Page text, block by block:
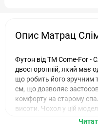
Опис Матрац
Футон від ТМ Come-For -
двосторонній, який має
що робить його зручним
см, що дозволяє
комфорту на старому
висоти. Чохол у цій
Матрац футон